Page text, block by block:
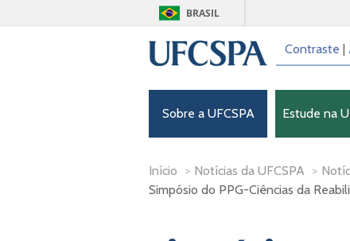
BRASIL
Contraste |
Sobre a UFCSPA Estude na
Início > Notícias da UFCSPA >
Simpósio do PPG-Ciências da